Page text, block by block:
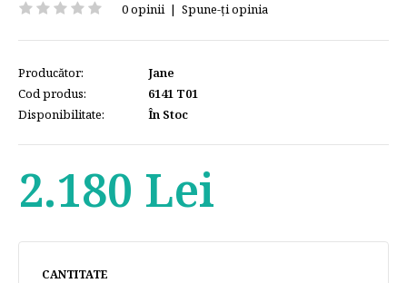
0 opinii| Spune-ţi opinia
Producător:
Jane
Cod produs:
6141 T01
Disponibilitate:
În Stoc
2.180 Lei
CANTITATE